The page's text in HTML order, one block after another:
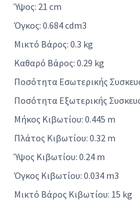
Ύψος: 21 cm
Όγκος: 0.684 cdm3
Μικτό Βάρος: 0.3 kg
Καθαρό Βάρος: 0.29 kg
Ποσότητα Εσωτερικής
Ποσότητα Εξωτερικής
Μήκος Κιβωτίου: 0.445 m
Πλάτος Κιβωτίου: 0.32 m
Ύψος Κιβωτίου: 0.24 m
Όγκος Κιβωτίου: 0.034 m3
Μικτό Βάρος Κιβωτίου: 15 kg